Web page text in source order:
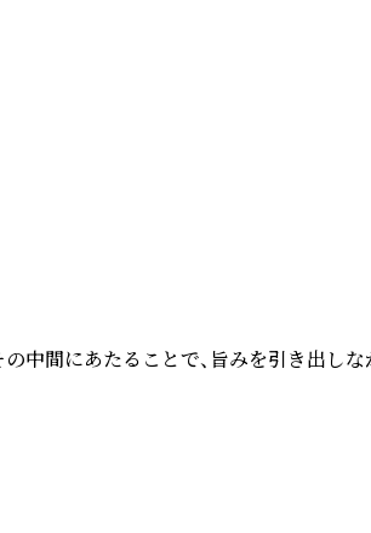
間にあたることで、旨みを引き出し